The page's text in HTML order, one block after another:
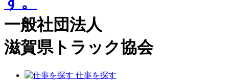
一般社団法人
滋賀県トラック協会
仕事を探す